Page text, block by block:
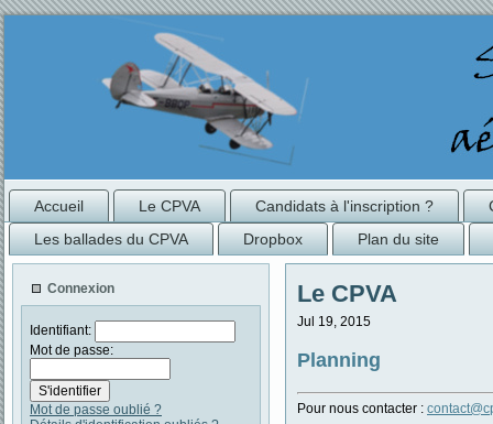
Accueil Le CPVA Candidats à l'inscription ?
Les ballades du CPVA
Dropbox Plan du site
Connexion
Identifiant:
Mot de passe:
Mot de passe oublié ?
Le CPVA
Jul 19, 2015
Planning
Pour nous contacter :